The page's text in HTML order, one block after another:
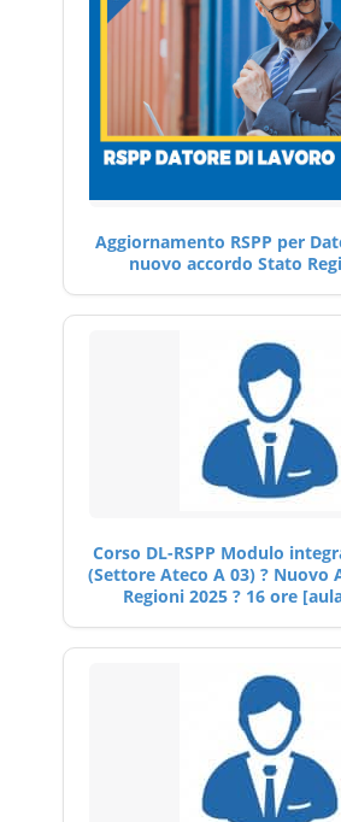
Aggiornamento RSPP per
nuovo accordo Stato
Corso DL-RSPP Modulo
(Settore Ateco A 03) ? Nuovo
Regioni 2025 ? 16 ore